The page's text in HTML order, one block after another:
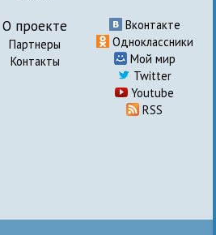
О проекте
Партнеры
Контакты
Вконтакте
Одноклассники
Мой мир
Twitter
Youtube
RSS